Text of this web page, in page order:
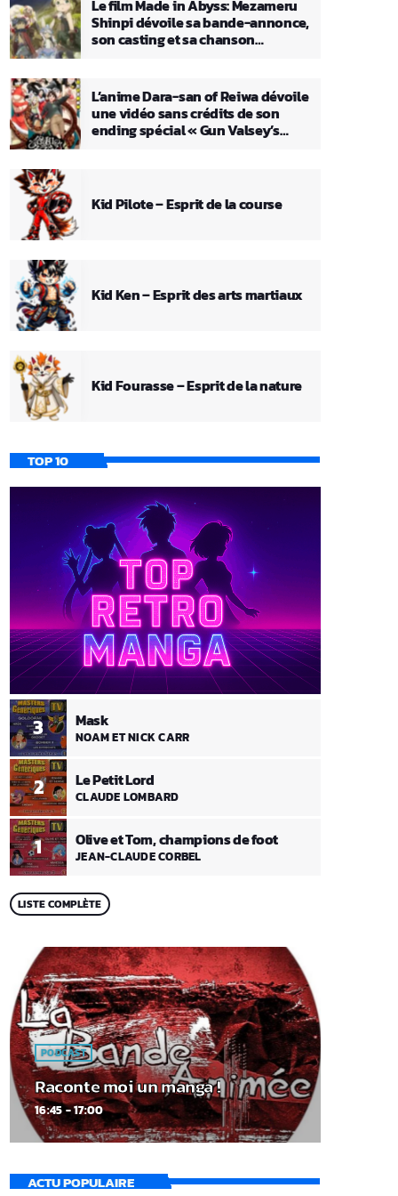
Le film Made in Abyss: Mezameru
Shinpi dévoile sa bande-annonce,
son casting et sa chanson
L’anime Dara-san of Reiwa dévoile
une vidéo sans crédits de son
ending spécial « Gun Valsey’s
Kid Pilote – Esprit de la course
Kid Ken – Esprit des arts martiaux
Kid Fourasse – Esprit de la nature
TOP 10
1 Olive et Tom, champions de foot
JEAN-CLAUDE CORBEL
2 Le Petit Lord
CLAUDE LOMBARD
3 Mask
NOAM ET NICK CARR
LISTE COMPLÈTE
PODCAST
Raconte moi un manga !
16:45 - 17:00
ACTU POPULAIRE